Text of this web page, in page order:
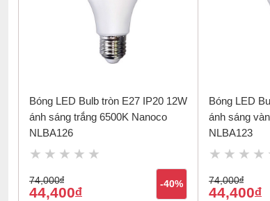
Bóng LED Bulb tròn E27 IP20 12W
ánh sáng trắng 6500K Nanoco
NLBA126
74,000đ
44,400đ
-40%
Bóng LED
ánh sáng
NLBA123
74,000đ
44,400đ